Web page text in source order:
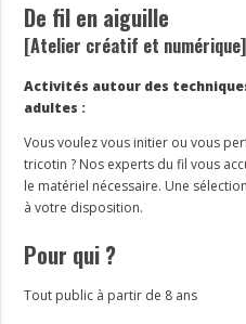
De fil en aiguille
[Atelier créatif et numérique]
Activités autour des
adultes :
Vous voulez vous initier ou vous
tricotin ? Nos experts du fil vous
le matériel nécessaire. Une
à votre disposition.
Pour qui ?
Tout public à partir de 8 ans